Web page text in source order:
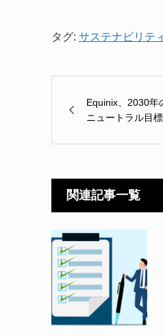
タグ: サステナビリテ
Equinix、2030年
ニュートラル目
関連記事一覧